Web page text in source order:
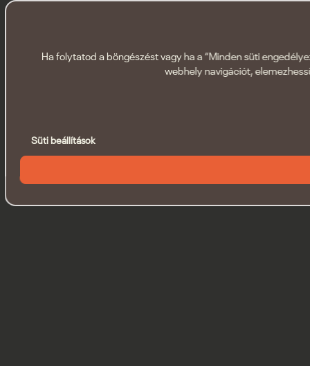
Ha folytatod a böngészést vagy ha a “Minden süti
webhely navigációt,
Süti beállítások